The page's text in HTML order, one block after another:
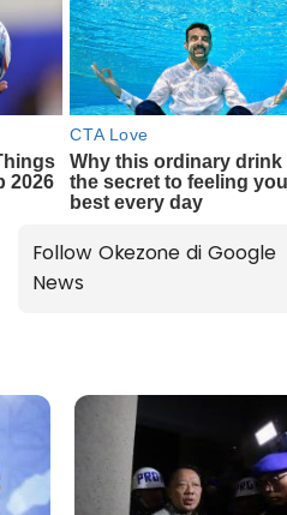
Follow Okezone di Google
News